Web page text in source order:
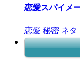
恋愛スパイメ
恋愛 秘密 ネタ